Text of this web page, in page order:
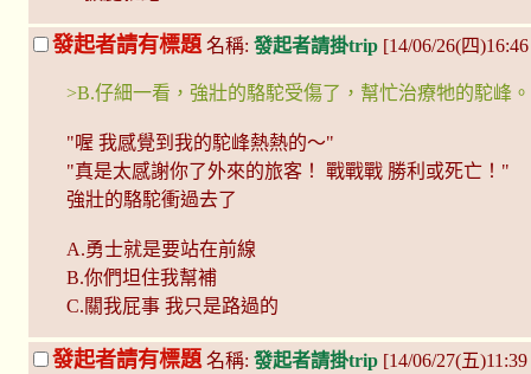
發起者請有標題名稱: 發起者請掛trip [14/06/26(四
>B.仔細一看，強壯的駱駝受傷了，幫忙治療牠的駝峰。
"喔 我感覺到我的駝峰熱熱的～"
"真是太感謝你了外來的旅客！ 戰戰戰 勝利或死亡！"
強壯的駱駝衝過去了
A.勇士就是要站在前線
B.你們坦住我幫補
C.關我屁事 我只是路過的
發起者請有標題 名稱: 發起者請掛trip [14/06/27(五